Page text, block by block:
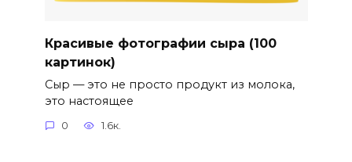
Красивые фотографии сыра (100
картинок)
Сыр — это не просто продукт из молока,
это настоящее
0 1.6к.